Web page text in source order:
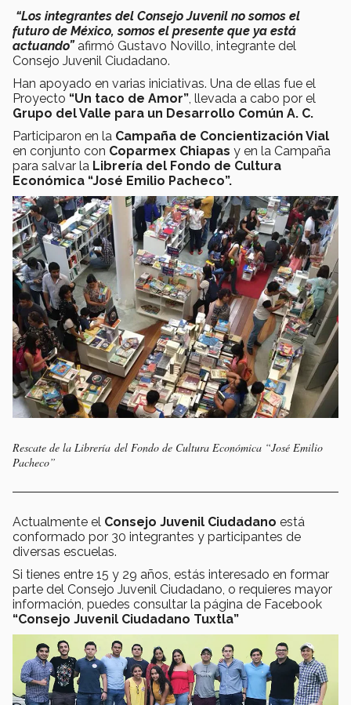
“Los integrantes del Consejo Juvenil no somos el
futuro de México, somos el presente que ya está
actuando” afirmó Gustavo Novillo, integrante del
Consejo Juvenil Ciudadano.
Han apoyado en varias iniciativas. Una de ellas fue el
Proyecto “Un taco de Amor” , llevada a cabo por el
Grupo del Valle para un Desarrollo Común A. C.
Participaron en la Campaña de Concientización Vial
en conjunto con Coparmex Chiapas y en la Campaña
para salvar la Librería del Fondo de Cultura
Económica “José Emilio Pacheco”.
Rescate de la Librería del Fondo de Cultura Económica “José Emilio
Pacheco”
Actualmente el Consejo Juvenil Ciudadano está
conformado por 30 integrantes y participantes de
diversas escuelas.
Si tienes entre 15 y 29 años, estás interesado en formar
parte del Consejo Juvenil Ciudadano, o requieres mayor
información, puedes consultar la página de Facebook
“Consejo Juvenil Ciudadano Tuxtla”